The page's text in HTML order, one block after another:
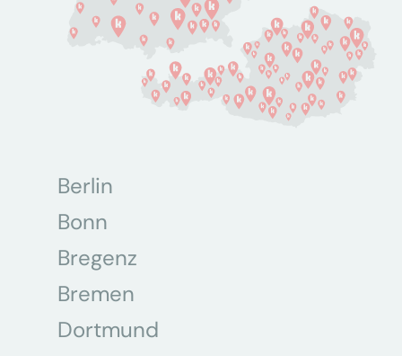
Berlin
Bonn
Bregenz
Bremen
Dortmund